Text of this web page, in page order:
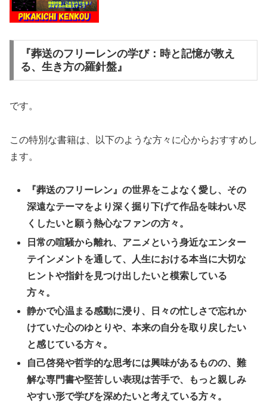
『葬送のフリーレンの学び：時と記憶が教え
る、生き方の羅針盤』
です。
この特別な書籍は、以下のような方々に心からおすすめし
ます。
『葬送のフリーレン』の世界をこよなく愛し、その
深遠なテーマをより深く掘り下げて作品を味わい尽
くしたいと願う熱心なファンの方々。
日常の喧騒から離れ、アニメという身近なエンター
テインメントを通して、人生における本当に大切な
ヒントや指針を見つけ出したいと模索している
方々。
静かで心温まる感動に浸り、日々の忙しさで忘れか
けていた心のゆとりや、本来の自分を取り戻したい
と感じている方々。
自己啓発や哲学的な思考には興味があるものの、難
解な専門書や堅苦しい表現は苦手で、もっと親しみ
やすい形で学びを深めたいと考えている方々。